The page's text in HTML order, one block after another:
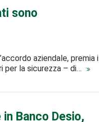
sono
aziendale, premia i
per la sicurezza – di…
Banco Desio,